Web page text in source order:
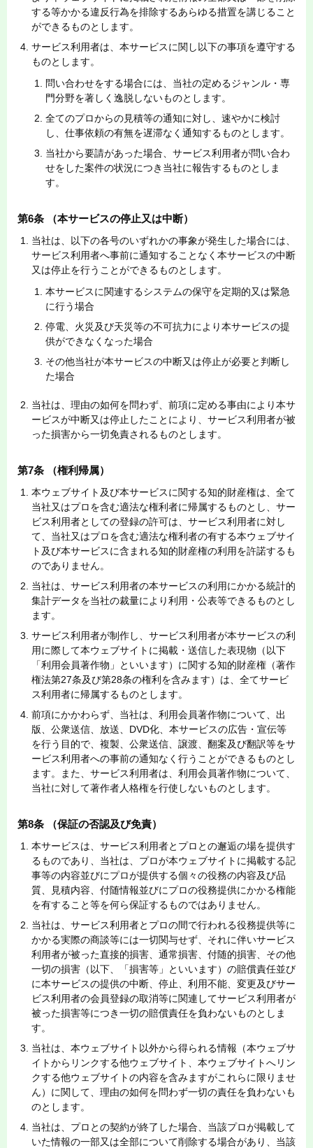
する等かかる違反行為を排除するあらゆる措置を講じること
ができるものとします。
サービス利用者は、本サービスに関し以下の事項を遵守する
ものとします。
問い合わせをする場合には、当社の定めるジャンル・専
門分野を著しく逸脱しないものとします。
全てのプロからの見積等の通知に対し、速やかに検討
し、仕事依頼の有無を遅滞なく通知するものとします。
当社から要請があった場合、サービス利用者が問い合わ
せをした案件の状況につき当社に報告するものとしま
す。
第6条 （本サービスの停止又は中断）
当社は、以下の各号のいずれかの事象が発生した場合には、
サービス利用者へ事前に通知することなく本サービスの中断
又は停止を行うことができるものとします。
本サービスに関連するシステムの保守を定期的又は緊急
に行う場合
停電、火災及び天災等の不可抗力により本サービスの提
供ができなくなった場合
その他当社が本サービスの中断又は停止が必要と判断し
た場合
当社は、理由の如何を問わず、前項に定める事由により本サ
ービスが中断又は停止したことにより、サービス利用者が被
った損害から一切免責されるものとします。
第7条 （権利帰属）
本ウェブサイト及び本サービスに関する知的財産権は、全て
当社又はプロを含む適法な権利者に帰属するものとし、サー
ビス利用者としての登録の許可は、サービス利用者に対し
て、当社又はプロを含む適法な権利者の有する本ウェブサイ
ト及び本サービスに含まれる知的財産権の利用を許諾するも
のでありません。
当社は、サービス利用者の本サービスの利用にかかる統計的
集計データを当社の裁量により利用・公表等できるものとし
ます。
サービス利用者が制作し、サービス利用者が本サービスの利
用に際して本ウェブサイトに掲載・送信した表現物（以下
「利用会員著作物」といいます）に関する知的財産権（著作
権法第27条及び第28条の権利を含みます）は、全てサービ
ス利用者に帰属するものとします。
前項にかかわらず、当社は、利用会員著作物について、出
版、公衆送信、放送、DVD化、本サービスの広告・宣伝等
を行う目的で、複製、公衆送信、譲渡、翻案及び翻訳等をサ
ービス利用者への事前の通知なく行うことができるものとし
ます。また、サービス利用者は、利用会員著作物について、
当社に対して著作者人格権を行使しないものとします。
第8条 （保証の否認及び免責）
本サービスは、サービス利用者とプロとの邂逅の場を提供す
るものであり、当社は、プロが本ウェブサイトに掲載する記
事等の内容並びにプロが提供する個々の役務の内容及び品
質、見積内容、付随情報並びにプロの役務提供にかかる権能
を有すること等を何ら保証するものではありません。
当社は、サービス利用者とプロの間で行われる役務提供等に
かかる実際の商談等には一切関与せず、それに伴いサービス
利用者が被った直接的損害、通常損害、付随的損害、その他
一切の損害（以下、「損害等」といいます）の賠償責任並び
に本サービスの提供の中断、停止、利用不能、変更及びサー
ビス利用者の会員登録の取消等に関連してサービス利用者が
被った損害等につき一切の賠償責任を負わないものとしま
す。
当社は、本ウェブサイト以外から得られる情報（本ウェブサ
イトからリンクする他ウェブサイト、本ウェブサイトへリン
クする他ウェブサイトの内容を含みますがこれらに限りませ
ん）に関して、理由の如何を問わず一切の責任を負わないも
のとします。
当社は、プロとの契約が終了した場合、当該プロが掲載して
いた情報の一部又は全部について削除する場合があり、当該